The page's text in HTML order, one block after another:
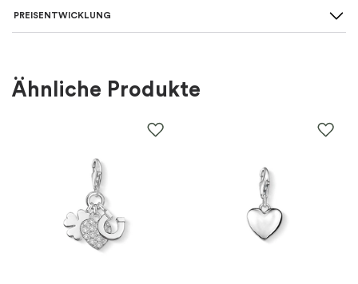
Für wen:
Thema:
PREISENTWICKLUNG
Ähnliche Produkte